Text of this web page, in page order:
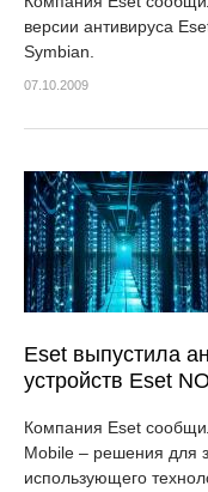
версии антивируса
Symbian.
07.10.2009
Eset выпустила
устройств Eset
Компания Eset
Mobile – решения для
использующего